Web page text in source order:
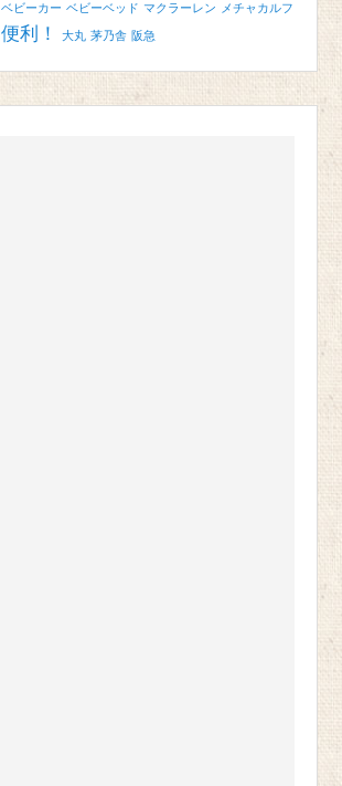
ベビーカー ベビーベッド マクラーレン メチャカルフ
便利！ 大丸 茅乃舎 阪急